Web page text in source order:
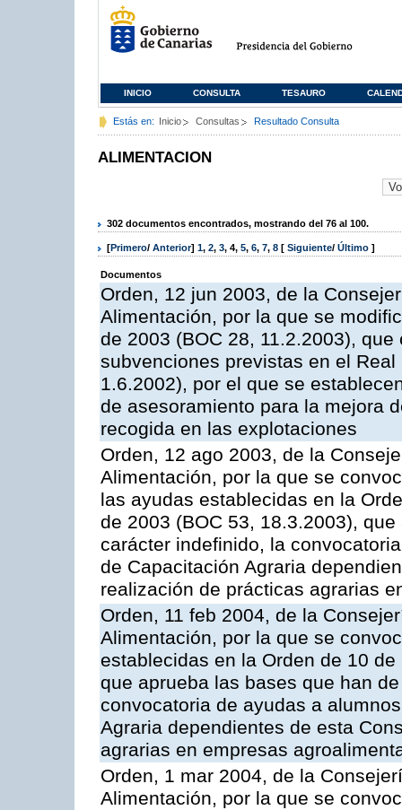
INICIO CONSULTA TESAURO
Estás en: Inicio Consultas Resultado Consulta
ALIMENTACION
302 documentos encontrados, mostrando del 76 al 100.
[Primero/ Anterior] 1, 2, 3, 4, 5, 6, 7, 8 [ Siguiente/ Último ]
Documentos
Orden, 12 jun 2003, de la
Alimentación, por la que se
de 2003 (BOC 28, 11.2.2003),
subvenciones previstas en el
1.6.2002), por el que se
de asesoramiento para la mejora
recogida en las explotaciones
Orden, 12 ago 2003, de la
Alimentación, por la que se
las ayudas establecidas en la
de 2003 (BOC 53, 18.3.2003),
carácter indefinido, la
de Capacitación Agraria
realización de prácticas agrarias
Orden, 11 feb 2004, de la
Alimentación, por la que se
establecidas en la Orden de 10
que aprueba las bases que han
convocatoria de ayudas a
Agraria dependientes de esta
agrarias en empresas
Orden, 1 mar 2004, de la
Alimentación, por la que se